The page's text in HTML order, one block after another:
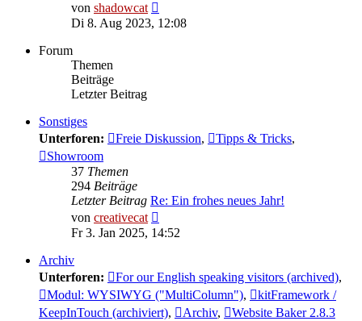
von shadowcat
Beitrag
Di 8. Aug 2023, 12:08
Forum
Themen
Beiträge
Letzter Beitrag
Sonstiges
Unterforen:
Freie Diskussion, Tipps & Tricks,
Showroom
37 Themen
294 Beiträge
Letzter Beitrag Re: Ein frohes neues Jahr!
von creativecat
Beitrag
Fr 3. Jan 2025, 14:52
Archiv
Unterforen:
For our English speaking visitors (archived),
Modul: WYSIWYG ("MultiColumn"),
kitFramework /
KeepInTouch (archiviert), Archiv,
Website Baker 2.8.3